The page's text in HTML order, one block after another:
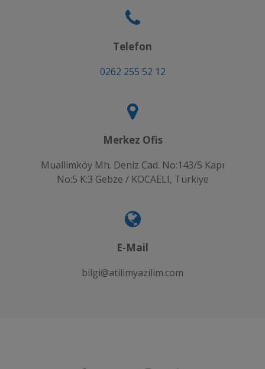
Telefon
0262 255 52 12
Merkez Ofis
Muallimköy Mh. Deniz Cad. No:143/5 Kapı
No:5 K:3 Gebze / KOCAELI, Türkiye
E-Mail
bilgi@atilimyazilim.com